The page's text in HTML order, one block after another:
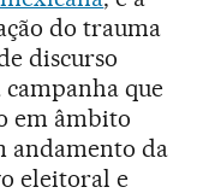
do trauma
discurso
que
em âmbito
andamento da
eleitoral e